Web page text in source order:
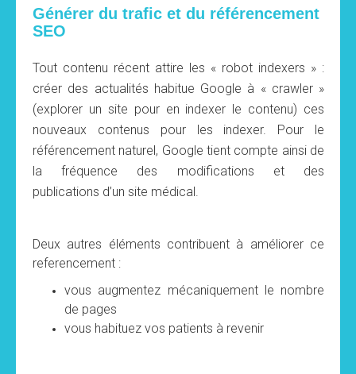
Générer du trafic et du référencement
SEO
Tout contenu récent attire les « robot indexers » :
créer des actualités habitue Google à « crawler »
(explorer un site pour en indexer le contenu) ces
nouveaux contenus pour les indexer. Pour le
référencement naturel, Google tient compte ainsi de
la fréquence des modifications et des
publications d’un site médical.
Deux autres éléments contribuent à améliorer ce
referencement :
vous augmentez mécaniquement le nombre
de pages
vous habituez vos patients à revenir